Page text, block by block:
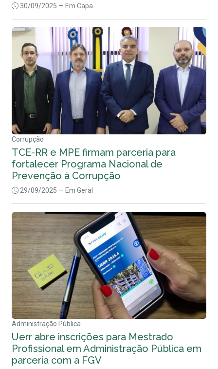
30/09/2025 — Em Capa
Corrupção
TCE-RR e MPE firmam parceria para
fortalecer Programa Nacional de
Prevenção à Corrupção
29/09/2025 — Em Geral
Administração Pública
Uerr abre inscrições para Mestrado
Profissional em Administração Pública em
parceria com a FGV